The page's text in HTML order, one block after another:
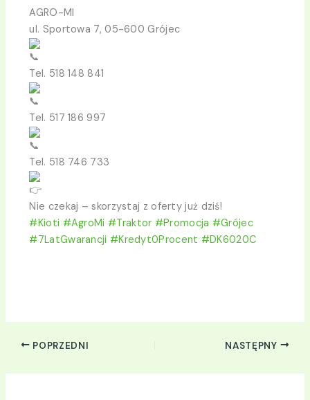
AGRO-MI
ul. Sportowa 7, 05-600 Grójec
Tel. 518 148 841
Tel. 517 186 997
Tel. 518 746 733
Nie czekaj – skorzystaj z oferty już dziś!
#Kioti #AgroMi #Traktor #Promocja #Grójec
#7LatGwarancji #Kredyt0Procent #DK6020C
POPRZEDNI NASTĘPNY